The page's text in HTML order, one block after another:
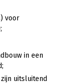
voor
in een
uitsluitend